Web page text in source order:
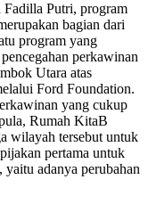
Fadilla Putri, program
bagian dari
program yang
perkawinan
Utara atas
Ford Foundation.
yang cukup
Rumah KitaB
wilayah tersebut untuk
pertama untuk
adanya perubahan